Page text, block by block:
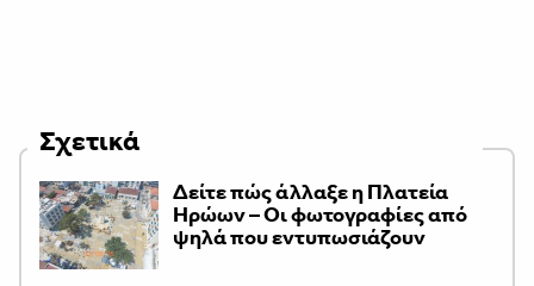
Σχετικά
Δείτε πώς άλλαξε η Πλατεία
Ηρώων – Οι φωτογραφίες από
ψηλά που εντυπωσιάζουν